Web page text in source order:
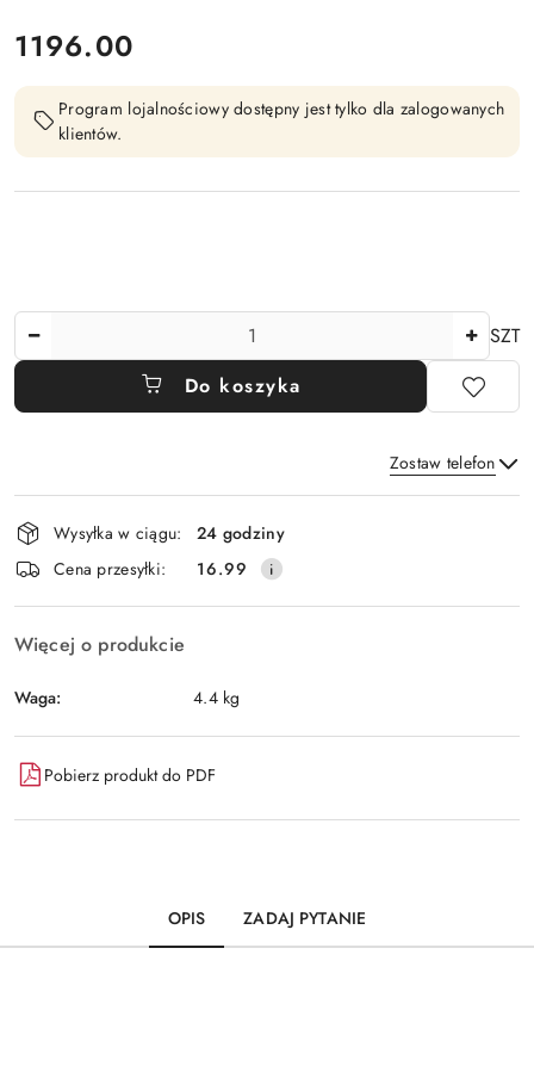
cena:
1196.00
Program lojalnościowy dostępny jest tylko dla zalogowanych
klientów.
SZT
Do koszyka
Zostaw telefon
Wyślij
Dostępność
i
dostawa
Wysyłka w ciągu:
24 godziny
Cena przesyłki:
16.99
Więcej o produkcie
Waga: 4.4 kg
Pobierz produkt do PDF
OPIS ZADAJ PYTANIE